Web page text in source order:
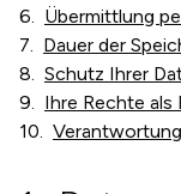
Übermittlung
Dauer der
Schutz Ihrer
Ihre Rechte als
Verantwortung